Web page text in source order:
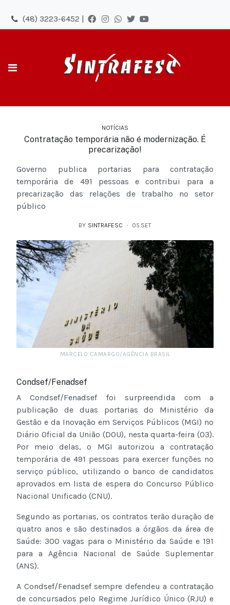
(48) 3223-6452 |
NOTÍCIAS
Contratação temporária não é modernização. É
precarização!
Governo publica portarias para contratação
temporária de 491 pessoas e contribui para a
precarização das relações de trabalho no setor
público
BY SINTRAFESC 05.SET
MARCELO CAMARGO/AGÊNCIA BRASIL
Condsef/Fenadsef
A Condsef/Fenadsef foi surpreendida com a
publicação de duas portarias do Ministério da
Gestão e da Inovação em Serviços Públicos (MGI) no
Diário Oficial da União (DOU), nesta quarta-feira (03).
Por meio delas, o MGI autorizou a contratação
temporária de 491 pessoas para exercer funções no
serviço público, utilizando o banco de candidatos
aprovados em lista de espera do Concurso Público
Nacional Unificado (CNU).
Segundo as portarias, os contratos terão duração de
quatro anos e são destinados a órgãos da área de
Saúde: 300 vagas para o Ministério da Saúde e 191
para a Agência Nacional de Saúde Suplementar
(ANS).
A Condsef/Fenadsef sempre defendeu a contratação
de concursados pelo Regime Jurídico Único (RJU) e